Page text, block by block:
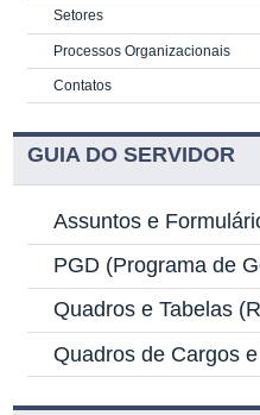
Setores
Processos Organizacionais
Contatos
GUIA DO SERVIDOR
Assuntos e
PGD (Programa de
Quadros e Tabelas
Quadros de Cargos